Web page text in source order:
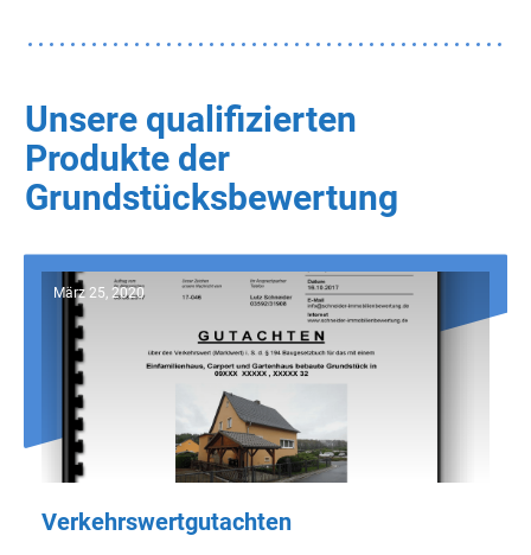
Unsere qualifizierten
Produkte der
Grundstücksbewertung
März 25, 2020
Verkehrswertgutachten